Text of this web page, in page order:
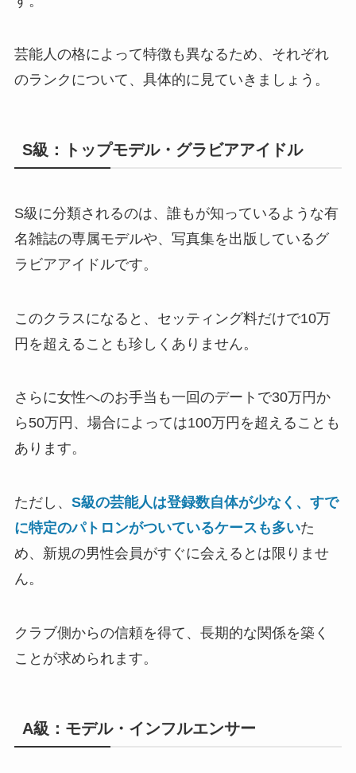
芸能人の格によって特徴も異なるため、それぞれ
のランクについて、具体的に見ていきましょう。
S級：トップモデル・グラビアアイドル
S級に分類されるのは、誰もが知っているような有
名雑誌の専属モデルや、写真集を出版しているグ
ラビアアイドルです。
このクラスになると、セッティング料だけで10万
円を超えることも珍しくありません。
さらに女性へのお手当も一回のデートで30万円か
ら50万円、場合によっては100万円を超えることも
あります。
ただし、 S級の芸能人は登録数自体が少なく、すで
に特定のパトロンがついているケースも多いた
め、新規の男性会員がすぐに会えるとは限りませ
ん。
クラブ側からの信頼を得て、長期的な関係を築く
ことが求められます。
A級：モデル・インフルエンサー